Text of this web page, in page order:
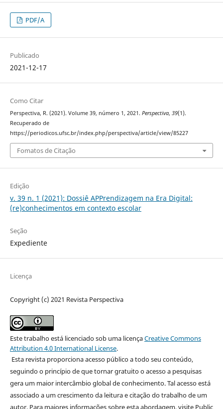
PDF/A
Publicado
2021-12-17
Como Citar
Perspectiva, R. (2021). Volume 39, número 1, 2021. Perspectiva, 39(1).
Recuperado de
https://periodicos.ufsc.br/index.php/perspectiva/article/view/85227
Fomatos de Citação
Edição
v. 39 n. 1 (2021): Dossiê APPrendizagem na Era Digital:
(re)conhecimentos em contexto escolar
Seção
Expediente
Licença
Copyright (c) 2021 Revista Perspectiva
Este trabalho está licenciado sob uma licençaCreative Commons
Attribution 4.0 International License.
Esta revista proporciona acesso público a todo seu conteúdo,
seguindo o princípio de que tornar gratuito o acesso a pesquisas
gera um maior intercâmbio global de conhecimento. Tal acesso está
associado a um crescimento da leitura e citação do trabalho de um
autor. Para maiores informações sobre esta abordagem, visite Public